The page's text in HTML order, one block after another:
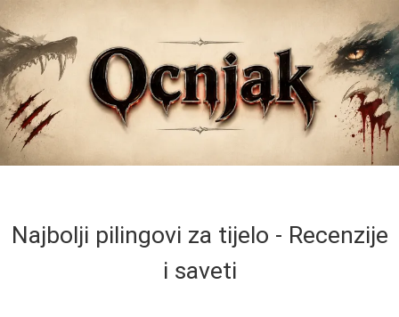
Najbolji pilingovi za tijelo - Recenzije
i saveti